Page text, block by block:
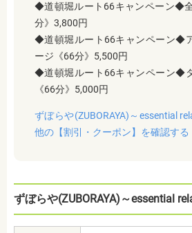
◆道頓堀ルート66キャンペーン◆
分》3,800円
◆道頓堀ルート66キャンペーン◆
ージ《66分》5,500円
◆道頓堀ルート66キャンペーン◆
《66分》5,000円
ずぼらや(ZUBORAYA)～essential
他の【割引・クーポン】を確認す
ずぼらや(ZUBORAYA)～essential